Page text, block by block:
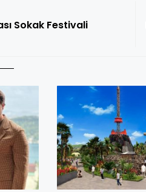
Sokak Festivali